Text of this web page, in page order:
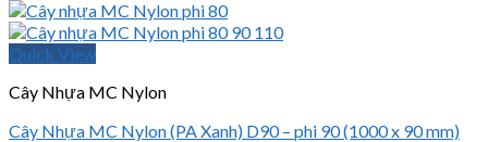
Quick View
Cây Nhựa MC Nylon
Cây Nhựa MC Nylon (PA Xanh) D90 – phi 90 (1000 x 90 mm)